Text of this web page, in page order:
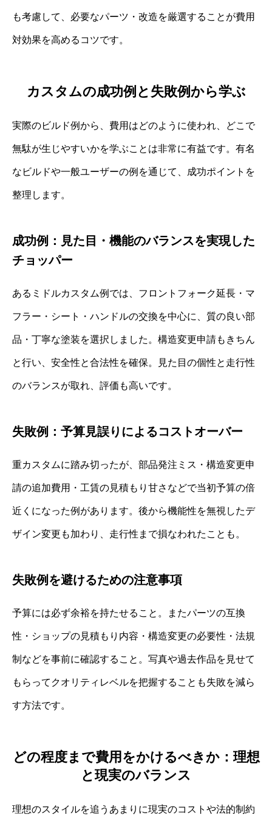
も考慮して、必要なパーツ・改造を厳選することが費用
対効果を高めるコツです。
カスタムの成功例と失敗例から学ぶ
実際のビルド例から、費用はどのように使われ、どこで
無駄が生じやすいかを学ぶことは非常に有益です。有名
なビルドや一般ユーザーの例を通じて、成功ポイントを
整理します。
成功例：見た目・機能のバランスを実現した
チョッパー
あるミドルカスタム例では、フロントフォーク延長・マ
フラー・シート・ハンドルの交換を中心に、質の良い部
品・丁寧な塗装を選択しました。構造変更申請もきちん
と行い、安全性と合法性を確保。見た目の個性と走行性
のバランスが取れ、評価も高いです。
失敗例：予算見誤りによるコストオーバー
重カスタムに踏み切ったが、部品発注ミス・構造変更申
請の追加費用・工賃の見積もり甘さなどで当初予算の倍
近くになった例があります。後から機能性を無視したデ
ザイン変更も加わり、走行性まで損なわれたことも。
失敗例を避けるための注意事項
予算には必ず余裕を持たせること。またパーツの互換
性・ショップの見積もり内容・構造変更の必要性・法規
制などを事前に確認すること。写真や過去作品を見せて
もらってクオリティレベルを把握することも失敗を減ら
す方法です。
どの程度まで費用をかけるべきか：理想
と現実のバランス
理想のスタイルを追うあまりに現実のコストや法的制約